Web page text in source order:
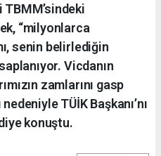
“milyonlarca
senin belirlediğin
Vicdanın
zamlarını gasp
TÜİK Başkanı’nı
konuştu.